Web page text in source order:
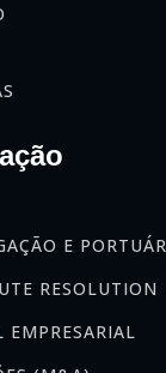
E
RESOLUTION
EMPRESARIAL